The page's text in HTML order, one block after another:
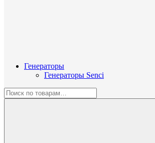
Генераторы
Генераторы Senci